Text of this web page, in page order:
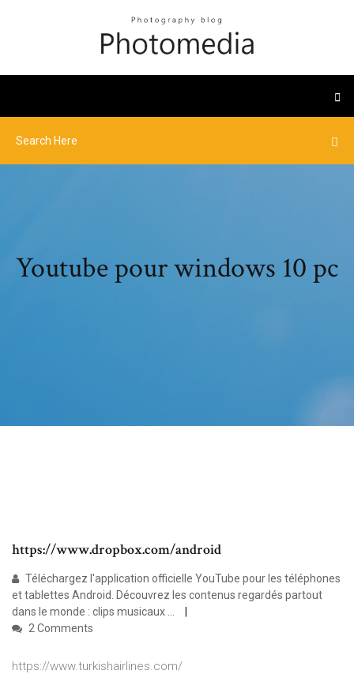
Youtube pour windows 10 pc
https://www.dropbox.com/android
Téléchargez l'application officielle YouTube pour les téléphones
et tablettes Android. Découvrez les contenus regardés partout
dans le monde : clips musicaux ...
2 Comments
https://www.turkishairlines.com/